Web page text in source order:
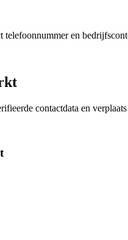
telefoonnummer en
contactdata en